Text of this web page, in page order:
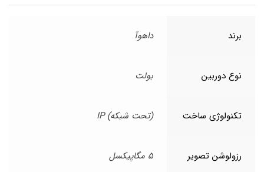
برند داهوآ
نوع دوربین بولت
تکنولوژی ساخت (تحت شبکه) IP
رزولوشن تصویر 5 مگاپیکسل